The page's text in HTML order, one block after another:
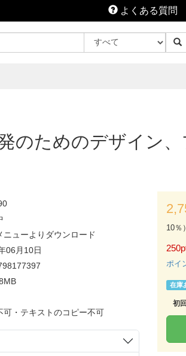
よくある質問
のためのデザイン
ニューよりダウンロード
06月10日
可・テキストのコピー不可
10％）
ポイ
在庫
初